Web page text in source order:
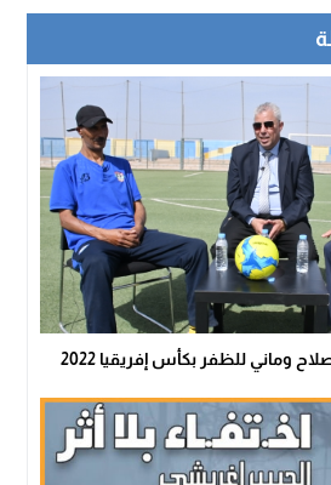
وماني للظفر بكأس إفريقيا 2022